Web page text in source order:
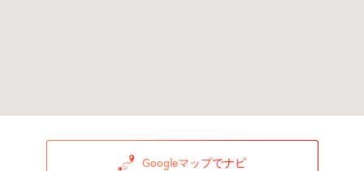
Googleマップでナビ